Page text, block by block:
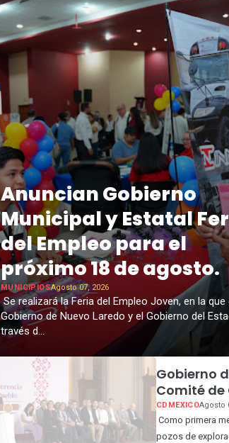
Anuncian Gobierno
Municipal y Estatal
del Empleo para el
próximo 18 de agosto.
MUNICIPIOSAgosto 07, 2026
Se realizará la Feria del Empleo Joven, en la que
Gobierno de Nuevo Laredo y el Gobierno del
través d...
Gobierno
Comité
CDMEXICOAgosto
Como primera
pozos de